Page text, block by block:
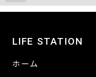
LIFE STATION
ホーム